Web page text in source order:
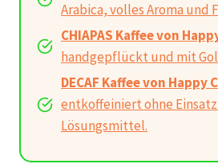
Arabica, volles Aroma und
CHIAPAS Kaffee von
handgepflückt und mit
DECAF Kaffee von Happy
entkoffeiniert ohne
Lösungsmittel.